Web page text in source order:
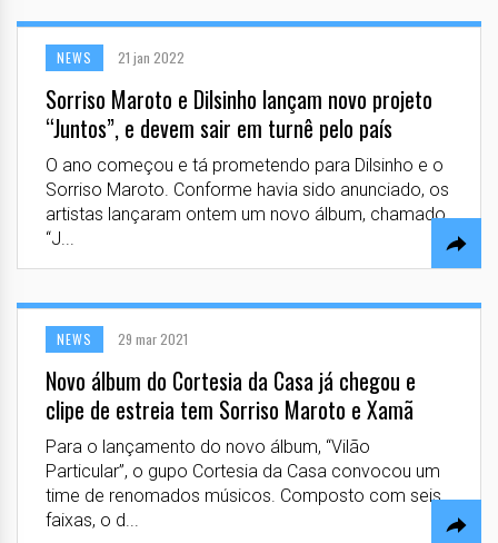
NEWS 21 jan 2022
Sorriso Maroto e Dilsinho lançam novo projeto
“Juntos”, e devem sair em turnê pelo país
O ano começou e tá prometendo para Dilsinho e o
Sorriso Maroto. Conforme havia sido anunciado, os
artistas lançaram ontem um novo álbum, chamado
“J...
NEWS 29 mar 2021
Novo álbum do Cortesia da Casa já chegou e
clipe de estreia tem Sorriso Maroto e Xamã
Para o lançamento do novo álbum, “Vilão
Particular”, o gupo Cortesia da Casa convocou um
time de renomados músicos. Composto com seis
faixas, o d...